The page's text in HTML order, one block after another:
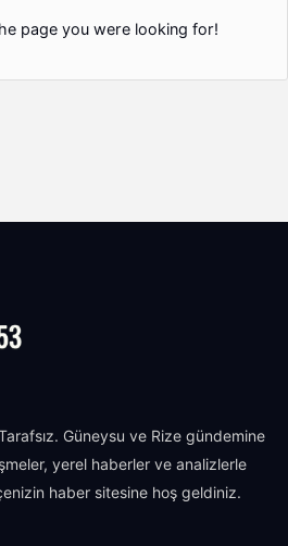
page you were looking for!
Güneysu ve Rize gündemine
yerel haberler ve analizlerle
haber sitesine hoş geldiniz.